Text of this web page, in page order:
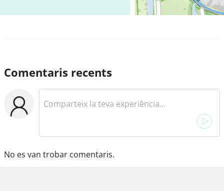
Comentaris recents
No es van trobar comentaris.